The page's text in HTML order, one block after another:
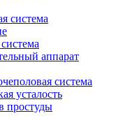
система
аппарат
система
усталость
простуды